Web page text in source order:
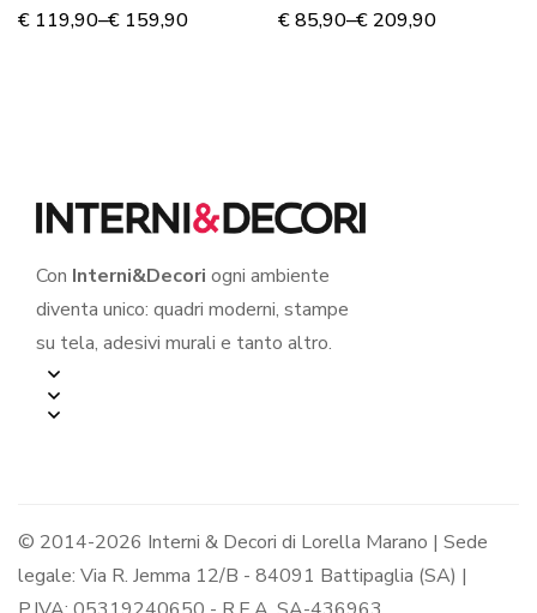
€ 119,90–€ 159,90
UN CAMPO” –
€85,90–€ 209,90
Con Interni&Decori ogni ambiente
diventa unico: quadri moderni, stampe
su tela, adesivi murali e tanto altro.
© 2014-2026 Interni & Decori di Lorella Marano | Sede
legale: Via R. Jemma 12/B - 84091 Battipaglia (SA) |